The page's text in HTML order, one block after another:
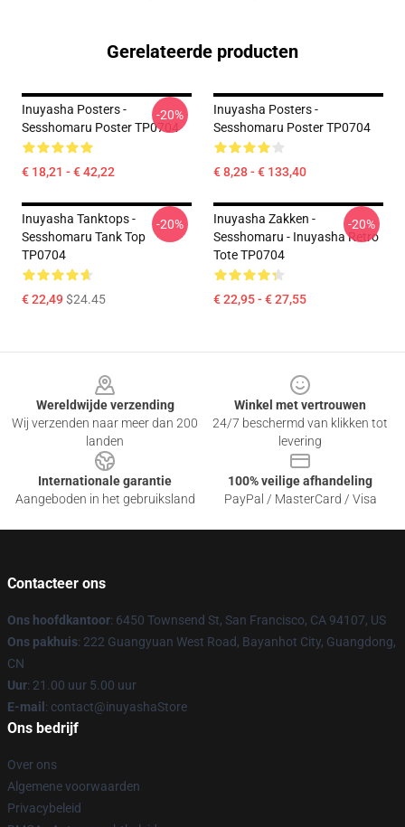
Gerelateerde producten
Inuyasha Posters -
Sesshomaru Poster TP0704
€ 18,21 - € 42,22
-20%
Inuyasha Posters -
Sesshomaru Poster TP0704
€ 8,28 - € 133,40
Inuyasha Tanktops -
Sesshomaru Tank Top
TP0704
€ 22,49$24.45
-20%
Inuyasha Zakken -
Sesshomaru - Inuyasha Retro
Tote TP0704
€ 22,95 - € 27,55
-20%
Wereldwijde verzending
Wij verzenden naar meer dan 200
landen
Winkel met vertrouwen
24/7 beschermd van klikken tot
levering
Internationale garantie
Aangeboden in het gebruiksland
100% veilige afhandeling
PayPal / MasterCard / Visa
Contacteer ons
Ons hoofdkantoor: 6450 Townsend St, San Francisco, CA 94107, US
Ons pakhuis: 222 Guangyuan West Road, Bayanhot City, Guangdong,
CN
Uur: 21.00 uur 5.00 uur
E-mail : contact@inuyashaStore
Ons bedrijf
Over ons
Algemene voorwaarden
Privacybeleid